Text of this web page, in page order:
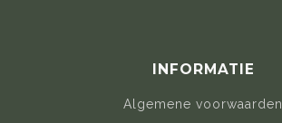
INFORMATIE
Algemene voorwaarden